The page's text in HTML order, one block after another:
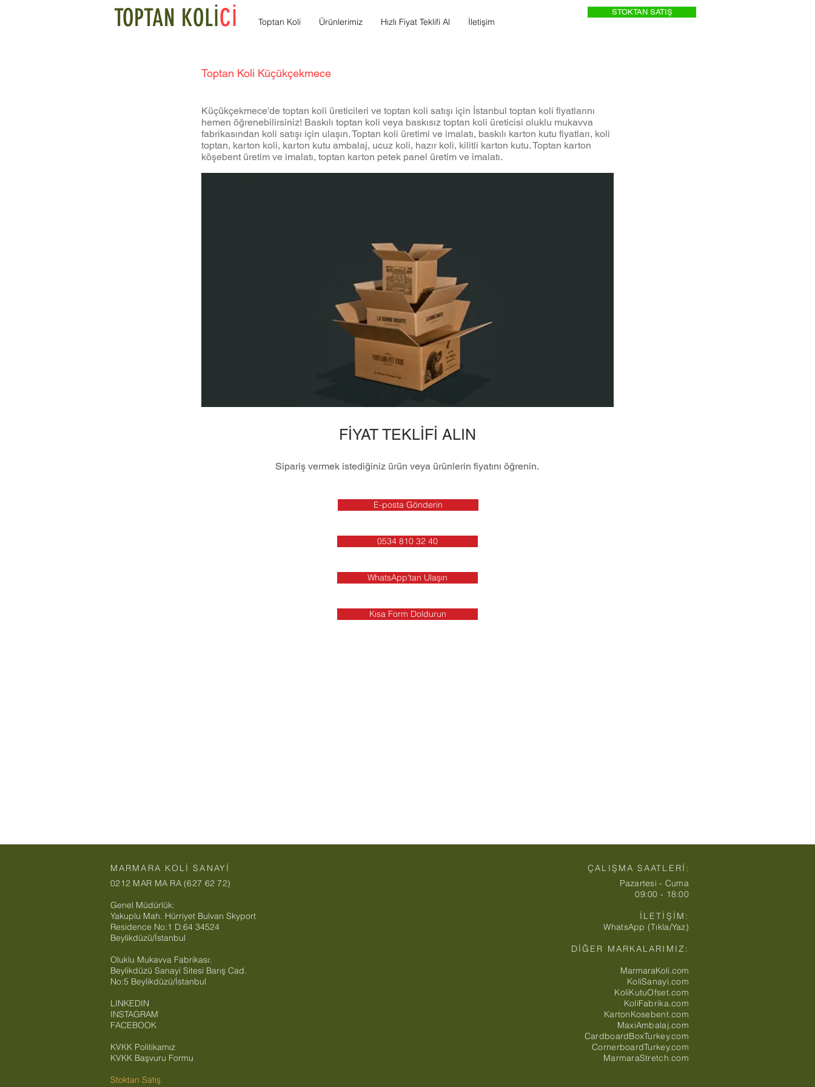
Toptan Koli Ürünlerimiz Hızlı Fiyat Teklifi Al İletişim
TOPTAN KOLİCİ STOKTAN SATIŞ
Toptan Koli Küçükçekmece
Küçükçekmece'de toptan koli üreticileri ve toptan koli satışı için İstanbul toptan koli fiyatlarını
hemen öğrenebilirsiniz! Baskılı toptan koli veya baskısız toptan koli üreticisi oluklu mukavva
fabrikasından koli satışı için ulaşın. Toptan koli üretimi ve imalatı, baskılı karton kutu fiyatları, koli
toptan, karton koli, karton kutu ambalaj, ucuz koli, hazır koli, kilitli karton kutu. Toptan karton
köşebent üretim ve imalatı, toptan karton petek panel üretim ve imalatı.
FİYAT TEKLİFİ ALIN
Sipariş vermek istediğiniz ürün veya ürünlerin fiyatını öğrenin.
E-posta Gönderin
0534 810 32 40
WhatsApp'tan Ulaşın
Kısa Form Doldurun
MARMARA KOLİ SANAYİ
0212 MAR MA RA (627 62 72)
Genel Müdürlük:
Yakuplu Mah. Hürriyet Bulvarı Skyport
Residence No:1 D:64 34524
Beylikdüzü/İstanbul
Oluklu Mukavva Fabrikası:
Beylikdüzü Sanayi Sitesi Barış Cad.
No:5 Beylikdüzü/İstanbul
LINKEDIN
INSTAGRAM
FACEBOOK
KVKK Politikamız
KVKK Başvuru Formu
Stoktan Satış
ÇALIŞMA SAATLERİ:
Pazartesi - Cuma
09:00 - 18:00
İLETİŞİM:
WhatsApp (Tıkla/Yaz)
DİĞER MARKALARIMIZ:
MarmaraKoli.com
KoliSanayi.com
KoliKutuOfset.com
KoliFabrika.com
KartonKosebent.com
MaxiAmbalaj.com
CardboardBoxTurkey.com
CornerboardTurkey.com
MarmaraStretch.com